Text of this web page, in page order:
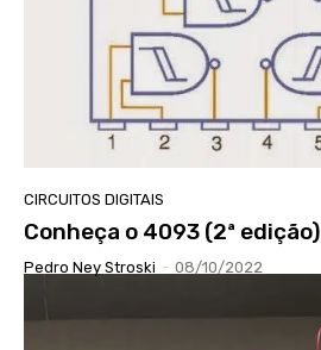
CIRCUITOS DIGITAIS
Conheça o 4093 (2ª edição)
Pedro Ney Stroski - 08/10/2022